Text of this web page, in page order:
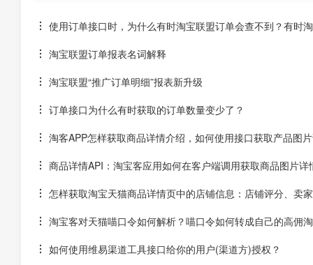
使用订单接口时，为什么有时淘宝联盟订单会查不到？有时
淘宝联盟订单报表名词解释
淘宝联盟“推广订单明细”报表新升级
订单接口为什么有时获取的订单数量变少了？
淘客APP怎样获取商品详情介绍，如何使用接口获取产品图
商品详情API：淘宝客应用如何在客户端调用获取商品图片详
怎样获取淘宝天猫商品详情页中的店铺信息：店铺评分、卖
淘宝客对天猫喵口令如何解析？喵口令如何转成自己的高佣
如何使用维易渠道工具接口给你的用户(渠道方)授权？